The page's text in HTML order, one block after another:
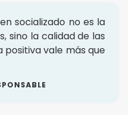
socializado no es la
sino la calidad de las
positiva vale más que